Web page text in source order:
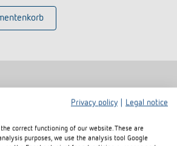
Produkte
Privacy policy
Legal notice
correct functioning of our website. These are
purposes, we use the analysis tool Google